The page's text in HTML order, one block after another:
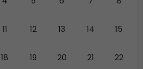
11 12 13 14 15
18 19 20 21 22